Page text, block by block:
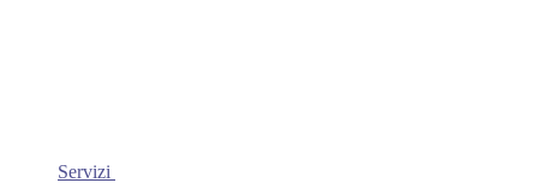
Servizi